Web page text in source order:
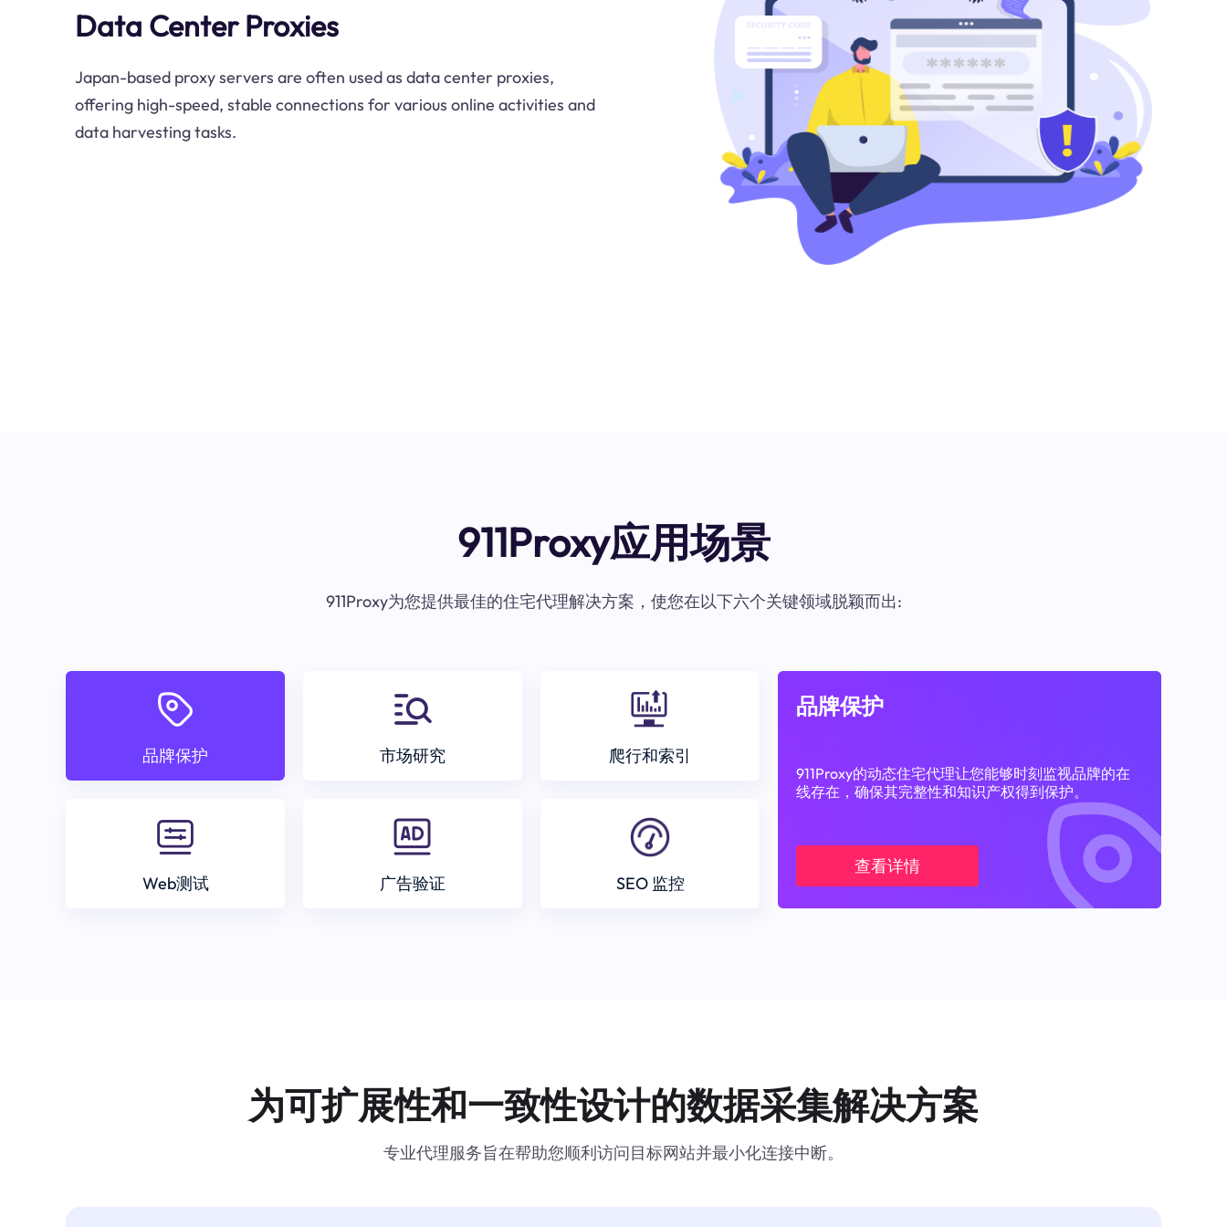
Data Center Proxies
Japan-based proxy servers are often used as data center proxies,
offering high-speed, stable connections for various online activities and
data harvesting tasks.
911Proxy应用场景
911Proxy为您提供最佳的住宅代理解决方案，使您在以下六个关键领域脱颖而出:
品牌保护 市场研究 爬行和索引
Web测试 广告验证 SEO 监控
品牌保护
911Proxy的动态住宅代理让您能够时刻监视品牌的在
线存在，确保其完整性和知识产权得到保护。
查看详情
为可扩展性和一致性设计的数据采集解决方案
专业代理服务旨在帮助您顺利访问目标网站并最小化连接中断。